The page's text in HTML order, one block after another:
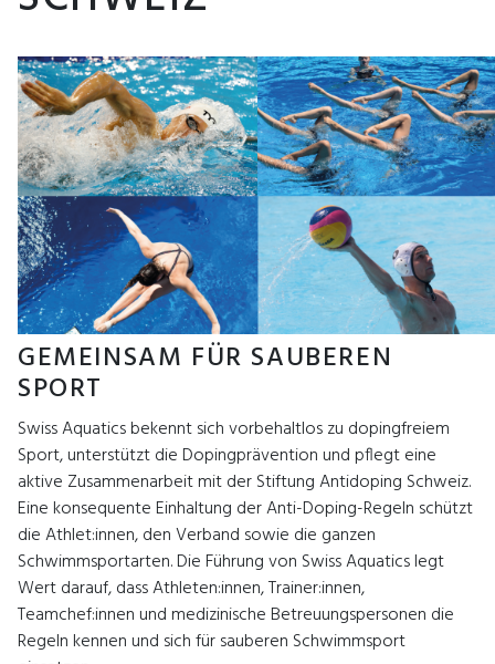
GEMEINSAM FÜR SAUBEREN
SPORT
Swiss Aquatics bekennt sich vorbehaltlos zu dopingfreiem
Sport, unterstützt die Dopingprävention und pflegt eine
aktive Zusammenarbeit mit der Stiftung Antidoping Schweiz.
Eine konsequente Einhaltung der Anti-Doping-Regeln schützt
die Athlet:innen, den Verband sowie die ganzen
Schwimmsportarten. Die Führung von Swiss Aquatics legt
Wert darauf, dass Athleten:innen, Trainer:innen,
Teamchef:innen und medizinische Betreuungspersonen die
Regeln kennen und sich für sauberen Schwimmsport